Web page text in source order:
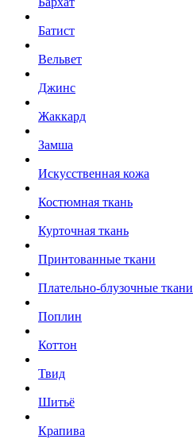
Батист
Вельвет
Джинс
Жаккард
Замша
Искусственная кожа
Костюмная ткань
Курточная ткань
Принтованные ткани
Плательно-блузочные ткани
Поплин
Коттон
Твид
Шитьё
Крапива